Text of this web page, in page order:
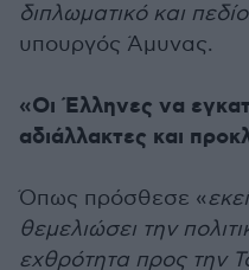
διπλωματικό και πεδίο
υπουργός Άμυνας.
«Οι Έλληνες να
αδιάλλακτες και
Όπως πρόσθεσε «
θεμελιώσει την
εχθρότητα προς την